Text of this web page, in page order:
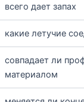
всего дает запах
какие летучие
совпадает ли
материалом